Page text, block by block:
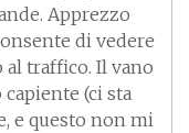
Apprezzo
di vedere
al traffico. Il vano
(ci sta
e questo non mi